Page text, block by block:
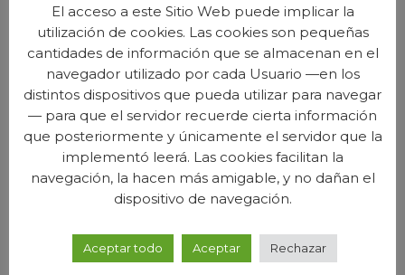
ABOUT
Álvaro Toscano
El acceso a este Sitio Web puede implicar la
utilización de cookies. Las cookies son pequeñas
cantidades de información que se almacenan en el
navegador utilizado por cada Usuario —en los
distintos dispositivos que pueda utilizar para navegar
— para que el servidor recuerde cierta información
que posteriormente y únicamente el servidor que la
implementó leerá. Las cookies facilitan la
navegación, la hacen más amigable, y no dañan el
dispositivo de navegación.
Aceptar todo Aceptar Rechazar